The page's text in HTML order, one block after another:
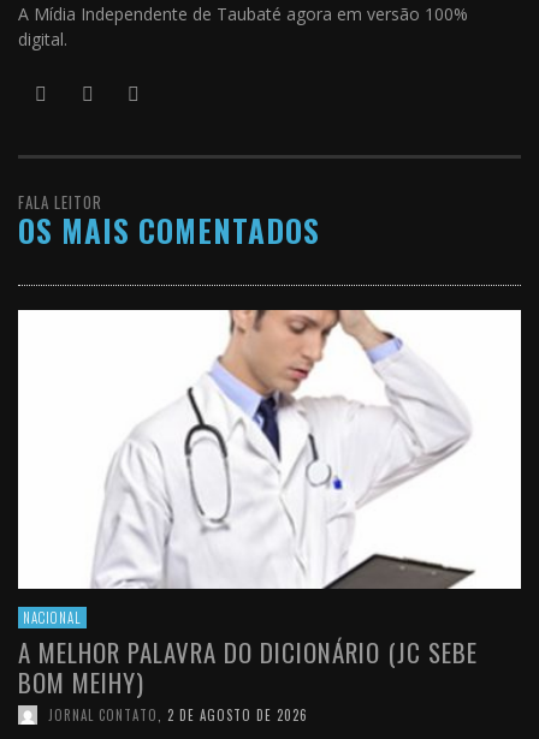
A Mídia Independente de Taubaté agora em versão 100%
digital.
FALA LEITOR
OS MAIS COMENTADOS
NACIONAL
A MELHOR PALAVRA DO DICIONÁRIO (JC SEBE
BOM MEIHY)
JORNAL CONTATO 2 DE AGOSTO DE 2026